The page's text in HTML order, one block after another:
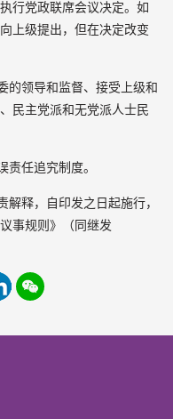
行党政联席会议决定。如
上级提出，但在决定改变
的领导和监督、接受上级和
民主党派和无党派人士民
责任追究制度。
解释，自印发之日起施行，
事规则》（同继发